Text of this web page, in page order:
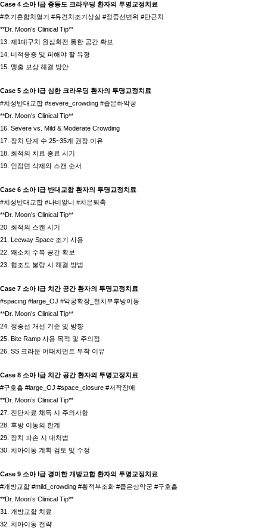
Case 4 소아 Ⅰ급 중등도 크라우딩 환자의 투명교정치료
#후기혼합치열기 #유견치조기상실 #정중선변위 #단근치
**Dr. Moon’s Clinical Tip**
13. 제1대구치 원심회전 통한 공간 확보
14. 비적응증 및 피해야 할 유형
15. 맹출 보상 해결 방안
Case 5 소아 Ⅰ급 심한 크라우딩 환자의 투명교정치료
#치성반대교합 #severe_crowding #좁은하악궁
**Dr. Moon’s Clinical Tip**
16. Severe vs. Mild & Moderate Crowding
17. 장치 단계 수 25~35개 권장 이유
18. 최적의 치료 종료 시기
19. 인접면 삭제와 스캔 순서
Case 6 소아 Ⅰ급 반대교합 환자의 투명교정치료
#치성반대교합 #나비앞니 #치은퇴축
**Dr. Moon’s Clinical Tip**
20. 최적의 스캔 시기
21. Leeway Space 조기 사용
22. 왜소치 수복 공간 확보
23. 협조도 불량 시 해결 방법
Case 7 소아 Ⅰ급 치간 공간 환자의 투명교정치료
#spacing #large_OJ #악궁확장_전치부후방이동
**Dr. Moon’s Clinical Tip**
24. 정중선 개선 기준 및 방향
25. Bite Ramp 사용 목적 및 주의점
26. SS 크라운 어태치먼트 부착 이유
Case 8 소아 Ⅰ급 치간 공간 환자의 투명교정치료
#구호흡 #large_OJ #space_closure #저작장애
**Dr. Moon’s Clinical Tip**
27. 진단자료 채득 시 주의사항
28. 후방 이동의 한계
29. 장치 파손 시 대처법
30. 치아이동 계획 검토 및 수정
Case 9 소아 Ⅰ급 경미한 개방교합 환자의 투명교정치료
#개방교합 #mild_crowding #횡적부조화 #좁은상악궁 #구호흡
**Dr. Moon’s Clinical Tip**
31. 개방교합 치료
32. 치아이동 전략